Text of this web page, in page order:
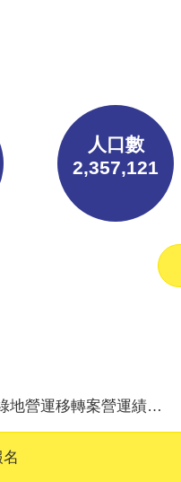
人口數
2,357,121
會議114年度營運績效評定結果